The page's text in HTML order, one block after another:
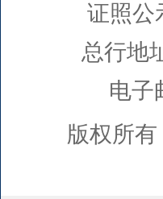
证照公
总行地
电子
版权所